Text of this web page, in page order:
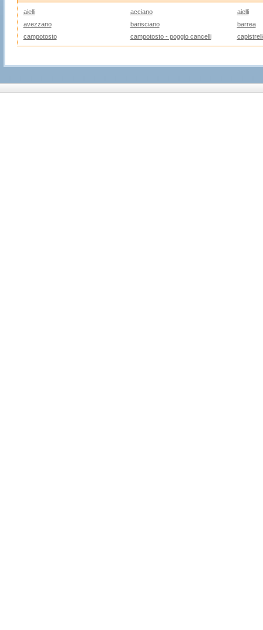
aielli acciano
aielli
avezzano
barisciano
barrea
campotosto
campotosto - poggio cancelli